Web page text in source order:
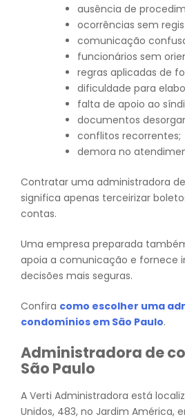
ausência de
ocorrências sem
comunicação
funcionários sem
regras aplicadas de
dificuldade para
falta de apoio ao
documentos
conflitos recorrentes;
demora no
Contratar uma administradora
significa apenas terceirizar
contas.
Uma empresa preparada
apoia a comunicação e fornece
decisões mais seguras.
Confira como escolher uma
condomínios em São Paulo.
Administradora de
São Paulo
A Verti Administradora está
Unidos, 483, no Jardim América,